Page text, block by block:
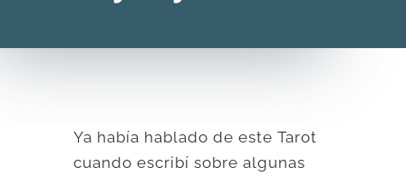
Ya había hablado de este Tarot
cuando escribí sobre algunas